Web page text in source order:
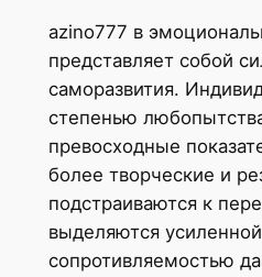
azino777 в
представляет собой
саморазвития.
степенью
превосходные
более творческие и
подстраиваются к
выделяются усиленной
сопротивляемостью